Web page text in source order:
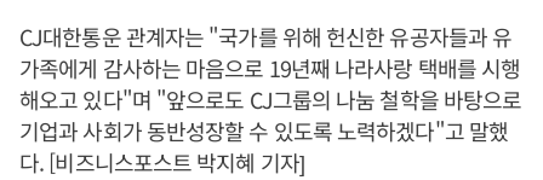
CJ대한통운 관계자는 "국가를 위해 헌신한 유공자들과 유
가족에게 감사하는 마음으로 19년째 나라사랑 택배를 시행
해오고 있다"며 "앞으로도 CJ그룹의 나눔 철학을 바탕으로
기업과 사회가 동반성장할 수 있도록 노력하겠다"고 말했
다. [비즈니스포스트 박지혜 기자]